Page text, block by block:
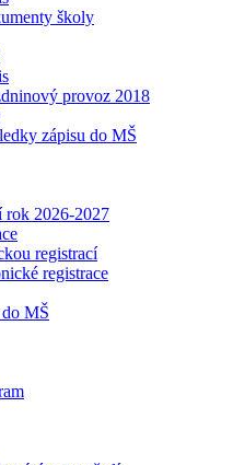
školy
provoz 2018
zápisu do MŠ
rok 2026-2027
registrací
registrace
MŠ